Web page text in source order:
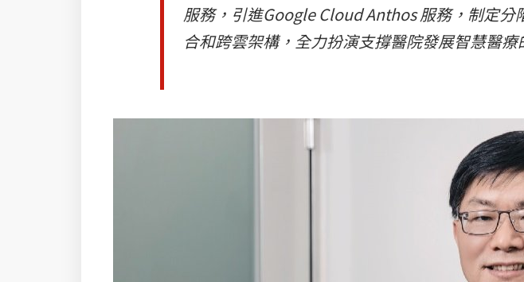
服務，引進Google Cloud Anthos 服務，制定
合和跨雲架構，全力扮演支撐醫院發展智慧醫療